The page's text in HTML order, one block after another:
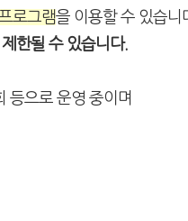
로그램을 이용할 수 있습니
한될 수 있습니다.
등으로 운영 중이며